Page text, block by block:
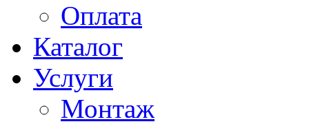
Оплата
Каталог
Услуги
Монтаж